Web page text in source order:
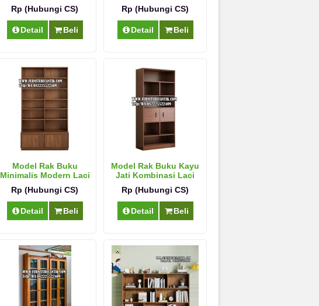
Rp (Hubungi CS)
Detail Beli
Rp (Hubungi CS)
Detail Beli
Model Rak Buku
Minimalis Modern Laci
Rp (Hubungi CS)
Detail Beli
Model Rak Buku Kayu
Jati Kombinasi Laci
Rp (Hubungi CS)
Detail Beli